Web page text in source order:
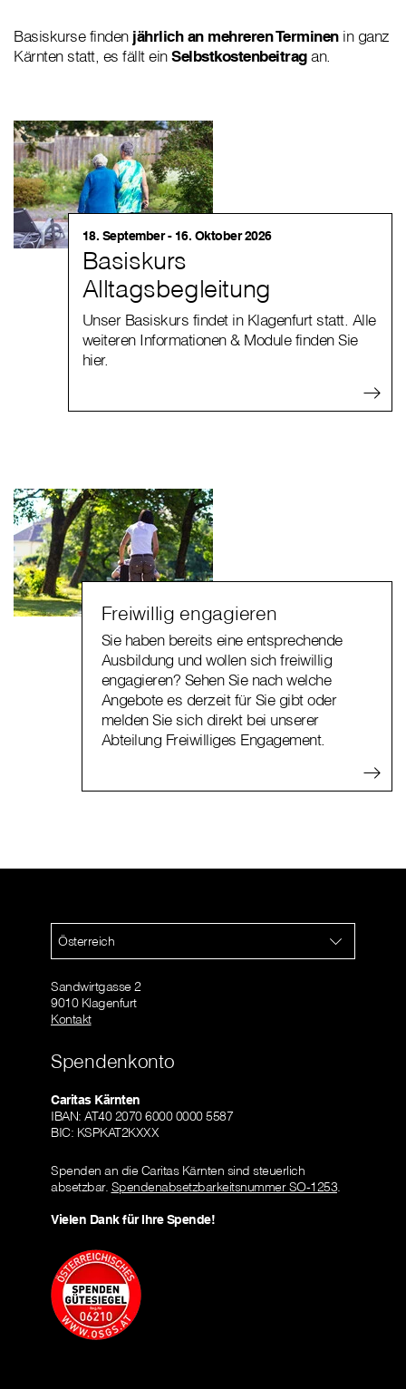
Basiskurse finden jährlich an mehreren Terminenin ganz
Kärnten statt, es fällt einSelbstkostenbeitragan.
18. September - 16. Oktober 2026
Basiskurs
Alltagsbegleitung
Unser Basiskurs findet in Klagenfurt statt. Alle
weiteren Informationen & Module finden Sie
hier.
Freiwillig engagieren
Sie haben bereits eine entsprechende
Ausbildung und wollen sich freiwillig
engagieren? Sehen Sie nach welche
Angebote es derzeit für Sie gibt oder
melden Sie sich direkt bei unserer
Abteilung Freiwilliges Engagement.
Österreich
Sandwirtgasse 2
9010 Klagenfurt
Kontakt
Spendenkonto
Caritas Kärnten
IBAN: AT40 2070 6000 0000 5587
BIC: KSPKAT2KXXX
Spenden an die Caritas Kärnten sind steuerlich
absetzbar. Spendenabsetzbarkeitsnummer SO-1253.
Vielen Dank für Ihre Spende!